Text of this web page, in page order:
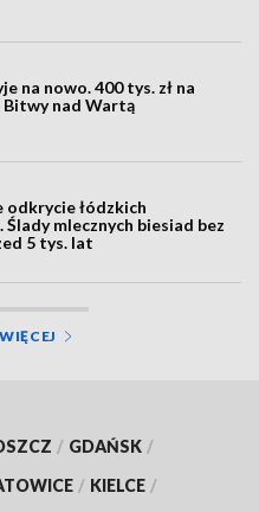
na nowo. 400 tys. zł na
Bitwy nad Wartą
odkrycie łódzkich
Ślady mlecznych biesiad bez
5 tys. lat
/ GDAŃSK /
/ KIELCE /